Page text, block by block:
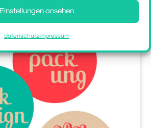
Einstellungen ansehen
datenschutzimpressum